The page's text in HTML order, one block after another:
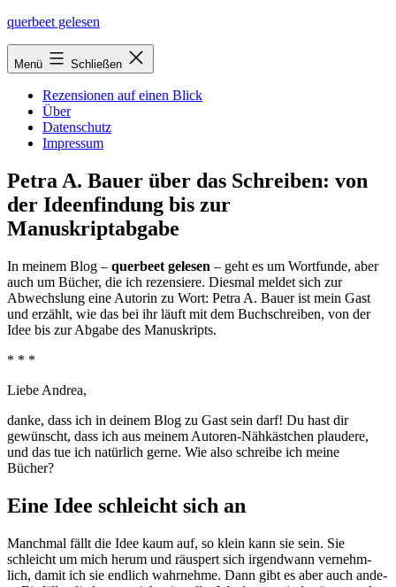
Zum
springen
querbeet gelesen
Menü Schließen
Rezensionen auf einen Blick
Über
Datenschutz
Impressum
Petra A. Bauer über das Schreiben: von
der Ideenfindung bis zur
Manuskriptabgabe
In mei­nem Blog – quer­beet gele­sen – geht es um Wortfunde, aber
auch um Bücher, die ich rezen­sie­re. Diesmal mel­det sich zur
Abwechslung eine Autorin zu Wort: Petra A. Bauer ist mein Gast
und erzählt, wie das bei ihr läuft mit dem Buchschreiben, von der
Idee bis zur Abgabe des Manuskripts.
* * *
Liebe Andrea,
dan­ke, dass ich in dei­nem Blog zu Gast sein darf! Du hast dir
gewünscht, dass ich aus mei­nem Autoren-Nähkästchen plau­de­re,
und das tue ich natür­lich ger­ne. Wie also schrei­be ich mei­ne
Bücher?
Eine Idee schleicht sich an
Manchmal fällt die Idee kaum auf, so klein kann sie sein. Sie
schleicht um mich her­um und räus­pert sich irgend­wann ver­nehm­
lich, damit ich sie end­lich wahr­neh­me. Dann gibt es aber auch ande­